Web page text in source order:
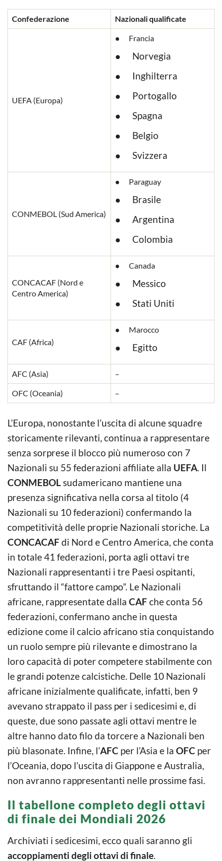
Confederazione Nazionali qualificate
UEFA (Europa)
● Francia
● Norvegia
● Inghilterra
● Portogallo
● Spagna
● Belgio
● Svizzera
CONMEBOL (Sud America)
● Paraguay
● Brasile
● Argentina
● Colombia
CONCACAF (Nord e
Centro America)
● Canada
● Messico
● Stati Uniti
CAF (Africa)
● Marocco
● Egitto
AFC (Asia) –
OFC (Oceania) –
L’Europa, nonostante l’uscita di alcune squadre
storicamente rilevanti, continua a rappresentare
senza sorprese il blocco più numeroso con 7
Nazionali su 55 federazioni affiliate alla UEFA. Il
CONMEBOLsudamericano mantiene una
presenza significativa nella corsa al titolo (4
Nazionali su 10 federazioni) confermando la
competitività delle proprie Nazionali storiche. La
CONCACAF di Nord e Centro America, che conta
in totale 41 federazioni, porta agli ottavi tre
Nazionali rappresentanti i tre Paesi ospitanti,
sfruttando il “fattore campo”. Le Nazionali
africane, rappresentate dalla CAF che conta 56
federazioni, confermano anche in questa
edizione come il calcio africano stia conquistando
un ruolo sempre più rilevante e dimostrano la
loro capacità di poter competere stabilmente con
le grandi potenze calcistiche. Delle 10 Nazionali
africane inizialmente qualificate, infatti, ben 9
avevano strappato il pass per i sedicesimi e, di
queste, due sono passate agli ottavi mentre le
altre hanno dato filo da torcere a Nazionali ben
più blasonate. Infine, l’AFC per l’Asia e la OFC per
l’Oceania, dopo l’uscita di Giappone e Australia,
non avranno rappresentanti nelle prossime fasi.
Il tabellone completo degli ottavi
di finale dei Mondiali 2026
Archiviati i sedicesimi, ecco quali saranno gli
accoppiamenti degli ottavi di finale.